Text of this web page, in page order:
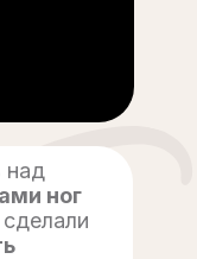
над
ног